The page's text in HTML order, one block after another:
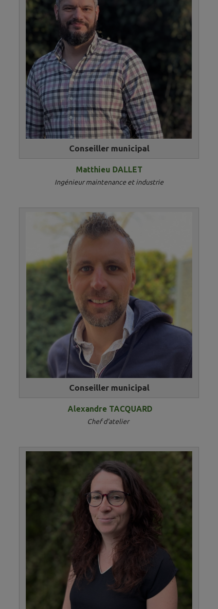
Conseiller municipal
Matthieu DALLET
Ingénieur maintenance et industrie
Conseiller municipal
Alexandre TACQUARD
Chef d'atelier